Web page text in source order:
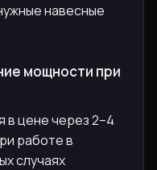
навесные
мощности при
цене через 2–4
работе в
случаях